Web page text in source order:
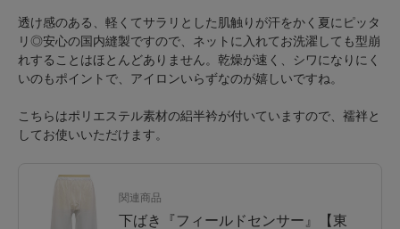
透け感のある、軽くてサラリとした肌触りが汗をかく夏にピッタ
リ◎安心の国内縫製ですので、ネットに入れてお洗濯しても型崩
れすることはほとんどありません。乾燥が速く、シワになりにく
いのもポイントで、アイロンいらずなのが嬉しいですね。
こちらはポリエステル素材の絽半衿が付いていますので、襦袢と
してお使いいただけます。
関連商品
下ばき『フィールドセンサー』【東